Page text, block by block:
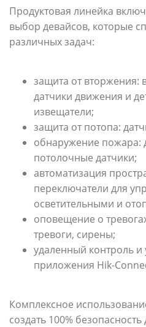
Продуктовая линейка
выбор девайсов, которые
различных задач:
защита от вторжения:
датчики движения и
извещатели;
защита от потопа:
обнаружение пожара:
потолочные датчики;
автоматизация
переключатели для
осветительными и
оповещение о
тревоги, сирены;
удаленный контроль
приложения Hik-
Комплексное
создать 100%